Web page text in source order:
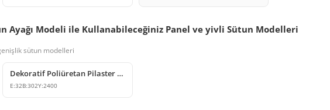
Ayağı Modeli ile Kullanabileceğiniz Panel ve yivli Sütun Modelleri
sütun modelleri
Dekoratif Poliüretan Pilaster Sütun Panel Tasarımı
E:32B:302Y:2400